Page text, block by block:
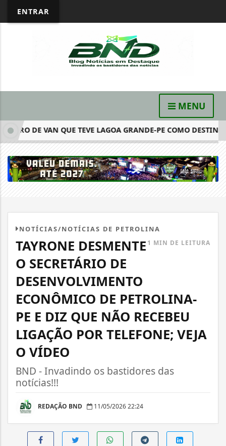
ENTRAR
MENU
DE VAN QUE TEVE LAGOA GRANDE-PE COMO DESTINO
NOTÍCIAS/NOTÍCIAS DE PETROLINA
1 MIN DE LEITURA
TAYRONE DESMENTE
O SECRETÁRIO DE
DESENVOLVIMENTO
ECONÔMICO DE PETROLINA-
PE E DIZ QUE NÃO RECEBEU
LIGAÇÃO POR TELEFONE; VEJA
O VÍDEO
BND - Invadindo os bastidores das
notícias!!!
REDAÇÃO BND 11/05/2026 22:24